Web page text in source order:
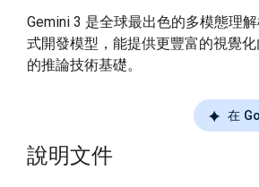
Gemini 3 是全球最出色的多模態理
式開發模型，能提供更豐富的視覺
的推論技術基礎。
在
說明文件